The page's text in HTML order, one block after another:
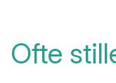
Ofte